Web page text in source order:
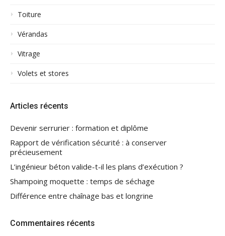
Toiture
Vérandas
Vitrage
Volets et stores
Articles récents
Devenir serrurier : formation et diplôme
Rapport de vérification sécurité : à conserver
précieusement
L’ingénieur béton valide-t-il les plans d’exécution ?
Shampoing moquette : temps de séchage
Différence entre chaînage bas et longrine
Commentaires récents